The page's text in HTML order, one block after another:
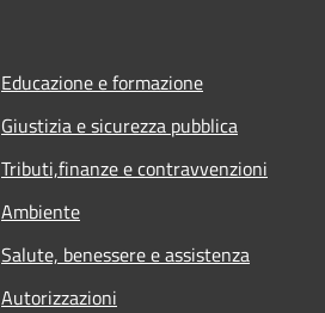
Educazione e formazione
Giustizia e sicurezza pubblica
Tributi,finanze e contravvenzioni
Ambiente
Salute, benessere e assistenza
Autorizzazioni